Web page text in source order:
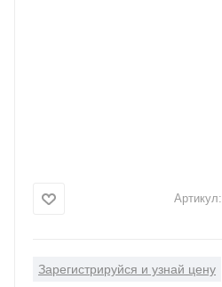
Артикул:
Зарегистрируйся и узнай цену